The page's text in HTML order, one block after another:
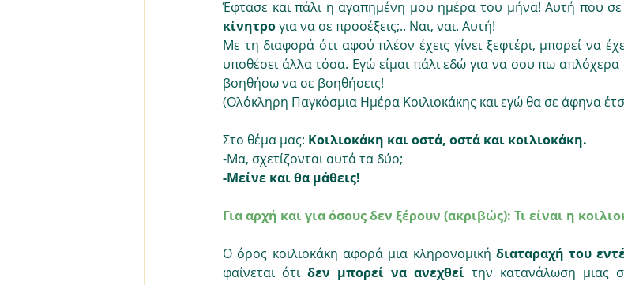
κίνητρο για να σε προσέξεις;.. Ναι, ναι. Αυτή!
Με τη διαφορά ότι αφού πλέον έχεις γίνει ξεφτέρι, μπορεί να
υποθέσει άλλα τόσα. Εγώ είμαι πάλι εδώ για να σου πω
βοηθήσω να σε βοηθήσεις!
(Ολόκληρη Παγκόσμια Ημέρα Κοιλιοκάκης και εγώ θα σε άφηνα
Στο θέμα μας: Κοιλιοκάκη και οστά, οστά και κοιλιοκάκη.
-Μα, σχετίζονται αυτά τα δύο;
-Μείνε και θα μάθεις!
Για αρχή και για όσους δεν ξέρουν (ακριβώς): Τι είναι η
Ο όρος κοιλιοκάκη αφορά μια κληρονομική διαταραχή του
φαίνεται ότι δεν μπορεί να ανεχθεί την κατανάλωση μιας